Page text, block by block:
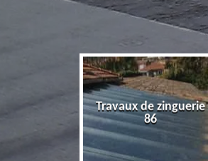
Travaux de zinguerie
86